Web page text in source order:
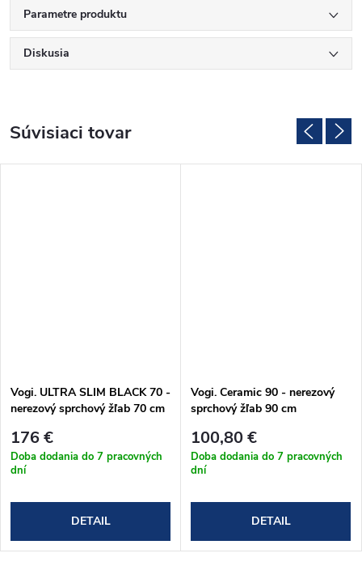
Parametre produktu
Diskusia
Súvisiaci tovar
Vogi. ULTRA SLIM BLACK 70 -
nerezový sprchový žľab 70 cm
176 €
Doba dodania do 7 pracovných
dní
DETAIL
Vogi. Ceramic 90 - nerezový
sprchový žľab 90 cm
100,80 €
Doba dodania do 7 pracovných
dní
DETAIL